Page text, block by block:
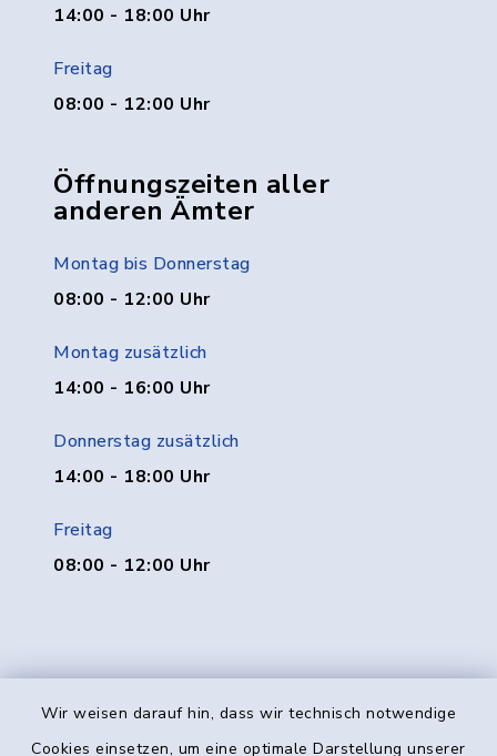
Wir weisen darauf hin, dass wir technisch notwendige
Cookies einsetzen, um eine optimale Darstellung unserer
14:00 - 18:00 Uhr
Freitag
08:00 - 12:00 Uhr
Öffnungszeiten aller
anderen Ämter
Montag bis Donnerstag
08:00 - 12:00 Uhr
Montag zusätzlich
14:00 - 16:00 Uhr
Donnerstag zusätzlich
14:00 - 18:00 Uhr
Freitag
08:00 - 12:00 Uhr
Kontakt